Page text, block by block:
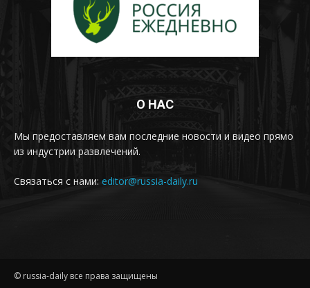
О НАС
Мы предоставляем вам последние новости и видео прямо
из индустрии развлечений.
Связаться с нами: editor@russia-daily.ru
© russia-daily все права защищены